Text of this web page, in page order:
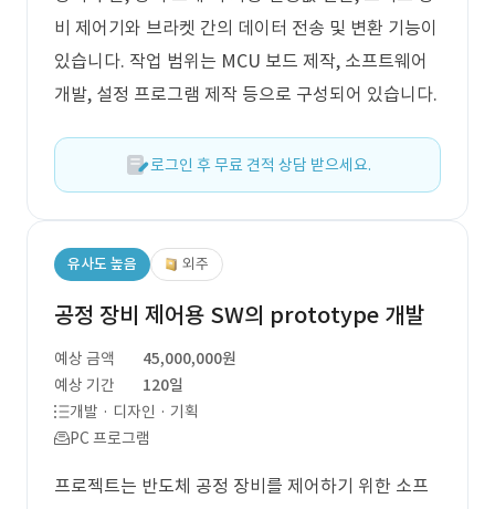
비 제어기와 브라켓 간의 데이터 전송 및 변환 기능이
있습니다. 작업 범위는 MCU 보드 제작, 소프트웨어
개발, 설정 프로그램 제작 등으로 구성되어 있습니다.
로그인 후 무료 견적 상담 받으세요.
유사도 높음 외주
공정 장비 제어용 SW의 prototype 개발
예상 금액
45,000,000원
예상 기간
120일
개발 · 디자인 · 기획
PC 프로그램
프로젝트는 반도체 공정 장비를 제어하기 위한 소프